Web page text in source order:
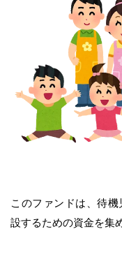
このファンドは、待
設するための資金を集